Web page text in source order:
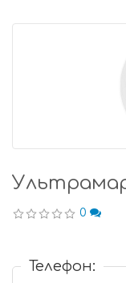
0
Телефон: